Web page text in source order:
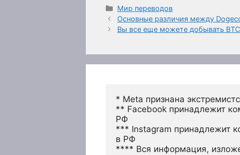
Рубрики
Мир переводов
Основные различия между
Вы все еще можете добывать
* Meta признана
** Facebook принадлежит
РФ
*** Instagram принадлежит
в РФ
**** Вся информация,